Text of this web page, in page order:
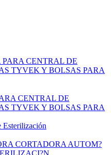
CENTRAL DE
TYVEK Y BOLSAS PARA
Esterilización